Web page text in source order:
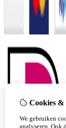
Cookies
We gebruiken
analyseren. Ook